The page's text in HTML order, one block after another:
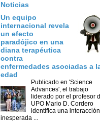
Noticias
Un equipo
internacional revela
un efecto
paradójico en una
diana terapéutica
contra
enfermedades asociadas a
edad
Publicado en 'Science
Advances', el trabajo
liderado por el profesor
UPO Mario D. Cordero
identifica una interacción
inesperada ...